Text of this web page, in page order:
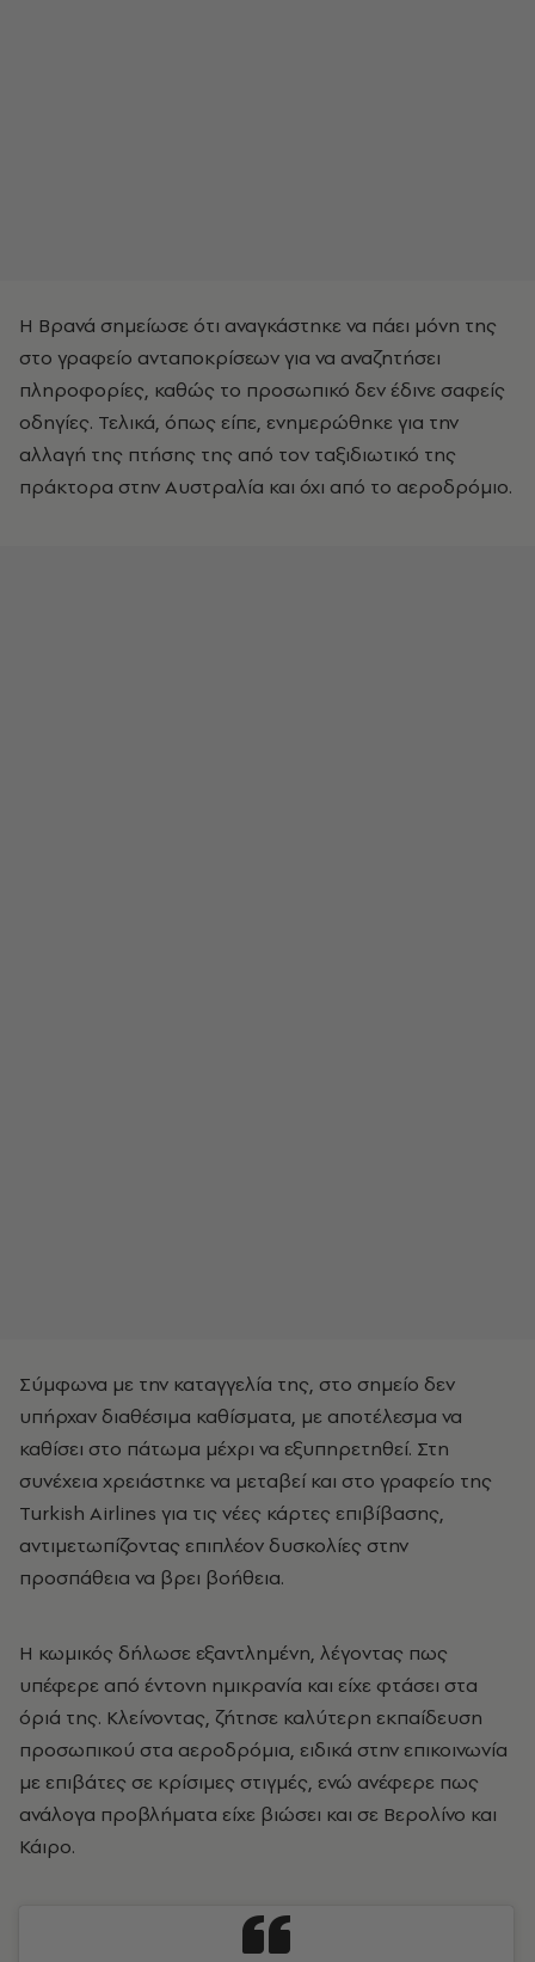
Η Βρανά σημείωσε ότι αναγκάστηκε να πάει μόνη της
στο γραφείο ανταποκρίσεων για να αναζητήσει
πληροφορίες, καθώς το προσωπικό δεν έδινε σαφείς
οδηγίες. Τελικά, όπως είπε, ενημερώθηκε για την
αλλαγή της πτήσης της από τον ταξιδιωτικό της
πράκτορα στην Αυστραλία και όχι από το αεροδρόμιο.
Σύμφωνα με την καταγγελία της, στο σημείο δεν
υπήρχαν διαθέσιμα καθίσματα, με αποτέλεσμα να
καθίσει στο πάτωμα μέχρι να εξυπηρετηθεί. Στη
συνέχεια χρειάστηκε να μεταβεί και στο γραφείο της
Turkish Airlines για τις νέες κάρτες επιβίβασης,
αντιμετωπίζοντας επιπλέον δυσκολίες στην
προσπάθεια να βρει βοήθεια.
Η κωμικός δήλωσε εξαντλημένη, λέγοντας πως
υπέφερε από έντονη ημικρανία και είχε φτάσει στα
όριά της. Κλείνοντας, ζήτησε καλύτερη εκπαίδευση
προσωπικού στα αεροδρόμια, ειδικά στην επικοινωνία
με επιβάτες σε κρίσιμες στιγμές, ενώ ανέφερε πως
ανάλογα προβλήματα είχε βιώσει και σε Βερολίνο και
Κάιρο.